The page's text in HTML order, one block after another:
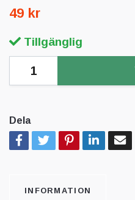
49 kr
Tillgänglig
Dela
INFORMATION